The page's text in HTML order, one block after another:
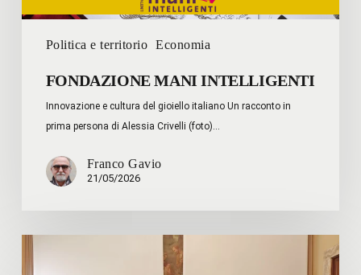
Politica e territorio Economia
FONDAZIONE MANI INTELLIGENTI
Innovazione e cultura del gioiello italiano Un racconto in
prima persona di Alessia Crivelli (foto)…
Franco Gavio
21/05/2026